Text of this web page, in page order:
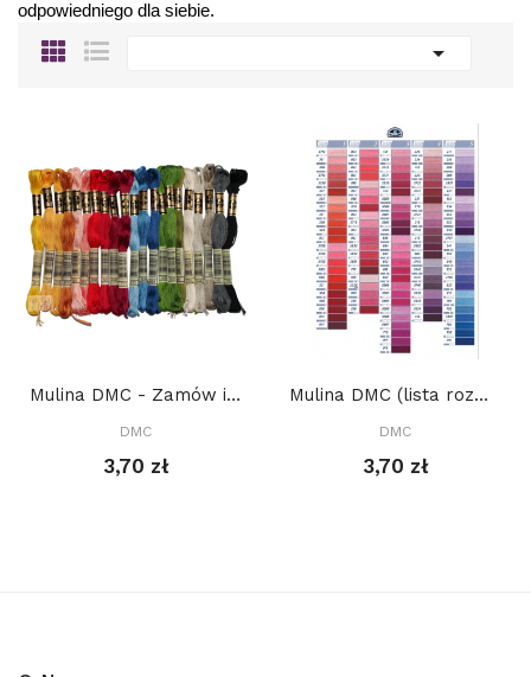
odpowiedniego dla siebie.

Mulina DMC - Zamów ile potrzebujesz, a kolory...
DMC
3,70 zł
Mulina DMC (lista rozwijania)
DMC
3,70 zł